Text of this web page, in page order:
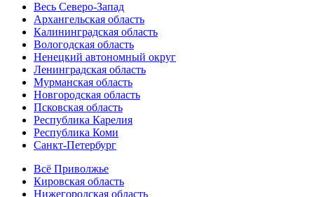
Весь Северо-Запад
Архангельская область
Калининградская область
Вологодская область
Ненецкий автономный округ
Ленинградская область
Мурманская область
Новгородская область
Псковская область
Республика Карелия
Республика Коми
Санкт-Петербург
Всё Приволжье
Кировская область
Нижегородская область